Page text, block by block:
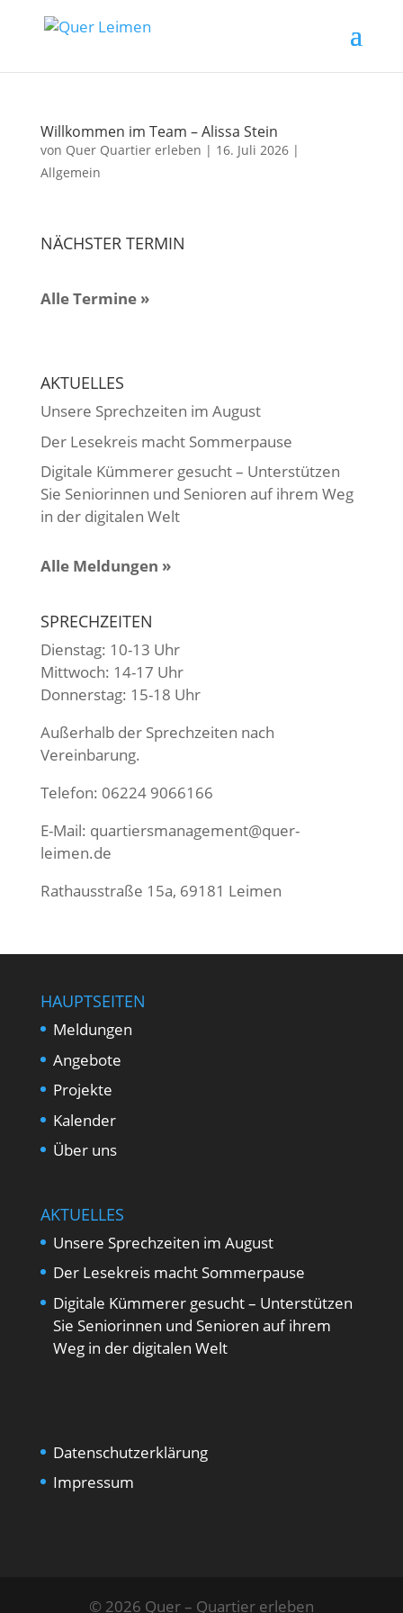
Willkommen im Team – Alissa Stein
von Quer Quartier erleben | 16. Juli 2026|
Allgemein
NÄCHSTER TERMIN
Alle Termine »
AKTUELLES
Unsere Sprechzeiten im August
Der Lesekreis macht Sommerpause
Digitale Kümmerer gesucht – Unterstützen
Sie Seniorinnen und Senioren auf ihrem Weg
in der digitalen Welt
Alle Meldungen »
SPRECHZEITEN
Dienstag: 10-13 Uhr
Mittwoch: 14-17 Uhr
Donnerstag: 15-18 Uhr
Außerhalb der Sprechzeiten nach
Vereinbarung.
Telefon: 06224 9066166
E-Mail: quartiersmanagement@quer-
leimen.de
Rathausstraße 15a, 69181 Leimen
HAUPTSEITEN
Meldungen
Angebote
Projekte
Kalender
Über uns
AKTUELLES
Unsere Sprechzeiten im August
Der Lesekreis macht Sommerpause
Digitale Kümmerer gesucht – Unterstützen
Sie Seniorinnen und Senioren auf ihrem
Weg in der digitalen Welt
Datenschutzerklärung
Impressum
© 2026 Quer – Quartier erleben